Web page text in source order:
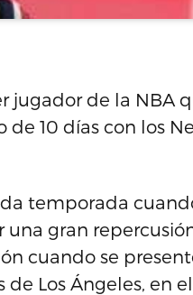
jugador de la NBA
10 días con los
temporada
una gran
cuando se
Los Ángeles, en